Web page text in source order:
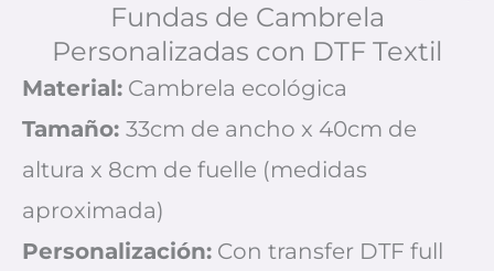
Fundas de Cambrela
Personalizadas con DTF Textil
Material: Cambrela ecológica
Tamaño: 33cm de ancho x 40cm de
altura x 8cm de fuelle (medidas
aproximada)
Personalización: Con transfer DTF full